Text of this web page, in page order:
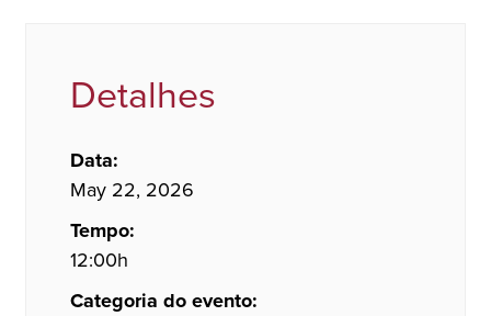
Detalhes
Data:
May 22, 2026
Tempo:
12:00h
Categoria do evento: